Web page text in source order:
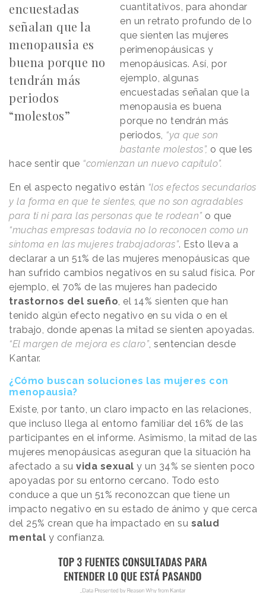
encuestadas
señalan que la
menopausia es
buena porque no
tendrán más
periodos
“molestos”
cuantitativos, para ahondar
en un retrato profundo de lo
que sienten las mujeres
perimenopáusicas y
menopáusicas. Así, por
ejemplo, algunas
encuestadas señalan que la
menopausia es buena
porque no tendrán más
periodos, “ya que son
bastante molestos”, o que les
hace sentir que “comienzan un nuevo capítulo”.
En el aspecto negativo están “los efectos secundarios
y la forma en que te sientes, que no son agradables
para ti ni para las personas que te rodean” o que
“muchas empresas todavía no lo reconocen como un
síntoma en las mujeres trabajadoras”. Esto lleva a
declarar a un 51% de las mujeres menopáusicas que
han sufrido cambios negativos en su salud física. Por
ejemplo, el 70% de las mujeres han padecido
trastornos del sueño, el 14% sienten que han
tenido algún efecto negativo en su vida o en el
trabajo, donde apenas la mitad se sienten apoyadas.
“El margen de mejora es claro”, sentencian desde
Kantar.
¿Cómo buscan soluciones las mujeres con
menopausia?
Existe, por tanto, un claro impacto en las relaciones,
que incluso llega al entorno familiar del 16% de las
participantes en el informe. Asimismo, la mitad de las
mujeres menopáusicas aseguran que la situación ha
afectado a su vida sexual y un 34% se sienten poco
apoyadas por su entorno cercano. Todo esto
conduce a que un 51% reconozcan que tiene un
impacto negativo en su estado de ánimo y que cerca
del 25% crean que ha impactado en su salud
mental y confianza.